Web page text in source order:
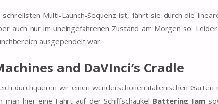
Multi-Launch-Sequenz ist, fährt sie durch die
auch nur im uneingefahrenen Zustand am Morgen so.
ausgependelt war.
and DaVInci’s Cradle
durchqueren wir einen wunderschönen italienischen Garten
man hier eine Fahrt auf der Schiffschaukel Battering Jam